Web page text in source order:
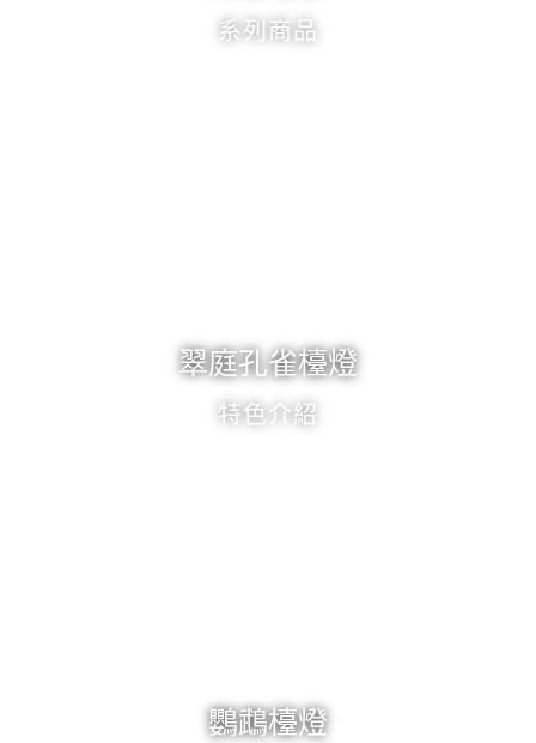
系列商品
翠庭孔雀檯燈
特色介紹
鸚鵡檯燈